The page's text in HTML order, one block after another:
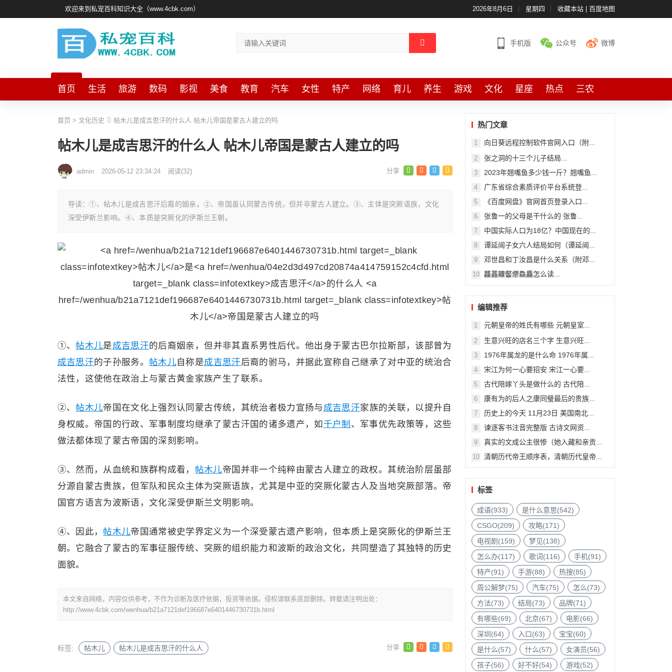
欢迎来到私宠百科知识大全（www.4cbk.com） 2026年8月6日 星期四 收藏本站| 百度地图
手机版 公众号 微博
首页 生活 旅游 数码 影视 美食 教育 汽车 女性 特产 网络 育儿 养生 游戏 文化 星座 热点 三农
首页 > 文化历史 帖木儿是成吉思汗的什么人 帖木儿帝国是蒙古人建立的吗
帖木儿是成吉思汗的什么人 帖木儿帝国是蒙古人建立的吗
admin 2026-05-12 23:34:24 阅读(32)
导读：①、帖木儿是成吉思汗后裔的姻亲。②、帝国虽认同蒙古传统，但并非蒙古人建立。③、主体是突厥语族，文化
深受伊斯兰影响。④、本质是突厥化的伊斯兰王朝。
①、 帖木儿是成吉思汗的后裔姻亲，但并非其直系男性后代。他出身于蒙古巴尔拉斯部，该部曾为
成吉思汗的子孙服务。 帖木儿 自称是成吉思汗后裔的驸马，并据此宣称自己继承了对中亚的统治合
法性，这使他在政治上与蒙古黄金家族产生了联系。
②、 帖木儿帝国在文化上强烈认同蒙古传统，其统治者极力宣扬与 成吉思汗家族的关联，以提升自
身权威。帝国的行政、军事制度均继承了蒙古汗国的诸多遗产，如 千户制 、军事优先政策等，这些
做法都体现了蒙古帝国的深刻影响。
③、然而，从血统和族群构成看， 帖木儿帝国并非一个纯粹由蒙古人建立的政权。其统治阶层虽部
分源自蒙古贵族，但军队和民众主体为突厥语族，尤其是中亚的突厥化蒙古人及当地突厥部落。帝
国官方语言为波斯语，文化深受伊斯兰文明影响。
④、因此， 帖木儿帝国通常被史学界定义为一个深受蒙古遗产影响，但本质上是突厥化的伊斯兰王
朝。它融合了蒙古的军事征服传统、突厥的组织能力和波斯的政治文化，共同塑造了其独特的历史
面貌。
本文来自网络，内容仅供参考，不作为诊断及医疗依据，投资等依据。侵权请联系底部删除。转载请注明出处：
http://www.4cbk.com/wenhua/b21a7121def196687e6401446730731b.html
标签: 帖木儿 帖木儿是成吉思汗的什么人
热门文章
1 向日葵远程控制软件官网入口（附...
2 张之洞的十三个儿子结局...
3 2023年翘嘴鱼多少钱一斤？翘嘴鱼...
4 广东省综合素质评价平台系统登...
5 《百度网盘》官网首页登录入口...
6 张鲁一的父母是干什么的 张鲁...
7 中国实际人口为18亿？中国现在的...
8 谭延闿子女六人结局如何（谭延闿...
9 邓世昌和丁汝昌是什么关系（附邓...
10 龘靐齉齾爩鱻麤怎么读...
编辑推荐
1 元朝皇帝的姓氏有哪些 元朝皇室...
2 生意兴旺的店名三个字 生意兴旺...
3 1976年属龙的是什么命 1976年属...
4 宋江为何一心要招安 宋江一心要...
5 古代陪嫁丫头是做什么的 古代陪...
6 康有为的后人之康同璧最后的贵族...
7 历史上的今天 11月23日 美国南北...
8 谏逐客书注音完整版 古诗文网资...
9 真实的文成公主很惨（她入藏和亲贡...
10 清朝历代帝王顺序表，清朝历代皇帝...
标签
成语(933)
是什么意思(542)
CSGO(209)
攻略(171)
电视剧(159)
梦见(138)
怎么办(117)
歌词(116)
手机(91)
特产(91)
手游(88)
热搜(85)
周公解梦(75)
汽车(75)
怎么(73)
方法(73)
结局(73)
品牌(71)
有哪些(69)
北京(67)
电影(66)
深圳(64)
入口(63)
宝宝(60)
是什么(57)
什么(57)
女演员(56)
孩子(56)
好不好(54) 游戏(52)